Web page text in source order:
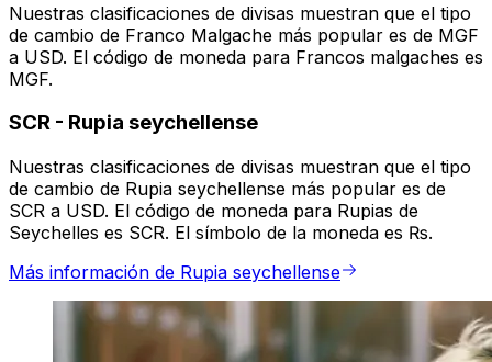
Nuestras clasificaciones de divisas muestran que el tipo
de cambio de Franco Malgache más popular es de MGF
a USD. El código de moneda para Francos malgaches es
MGF.
SCR - Rupia seychellense
Nuestras clasificaciones de divisas muestran que el tipo
de cambio de Rupia seychellense más popular es de
SCR a USD. El código de moneda para Rupias de
Seychelles es SCR. El símbolo de la moneda es ₨.
Más información de Rupia seychellense